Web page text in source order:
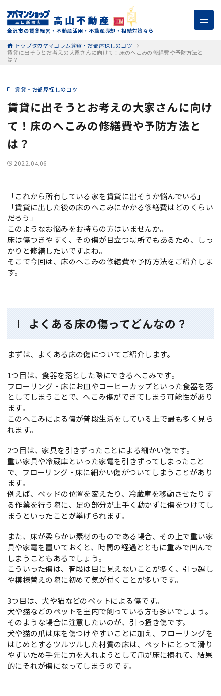
金沢市の賃貸経営・不動産活用・不動産売却・相続対策なら
トップタカヤマコラム賃貸・お部屋探しのコツ
賃貸に出そうとお考えの大家さんに向けて！床のへこみの修繕費や予防方法と
は？
賃貸・お部屋探しのコツ
賃貸に出そうとお考えの大家さんに向け
て！床のへこみの修繕費や予防方法と
は？
2022.04.06
「これから所有している家を賃貸に出そうか悩んでいる」
「賃貸に出した後の床のへこみにかかる修繕費はどのくらい
だろう」
このようなお悩みをお持ちの方はいませんか。
床は傷つきやすく、その傷が目立つ場所でもあるため、しっ
かりと修繕したいですよね。
そこで今回は、床のへこみの修繕費や予防方法をご紹介しま
す。
□よくある床の傷ってどんなの？
まずは、よくある床の傷についてご紹介します。
1つ目は、食器を落とした際にできるへこみです。
フローリング・床にお皿やコーヒーカップといった食器を落
としてしまうことで、へこみ傷ができてしまう可能性があり
ます。
このへこみによる傷が普段生活をしている上で最も多く見ら
れます。
2つ目は、家具を引きずったことによる細かい傷です。
重い家具や冷蔵庫といった家電を引きずってしまったこと
で、フローリング・床に細かい傷がついてしまうことがあり
ます。
例えば、ベッドの位置を変えたり、冷蔵庫を移動させたりす
る作業を行う際に、足の部分が上手く動かずに傷をつけてし
まうといったことが挙げられます。
また、床が柔らかい素材のものである場合、その上で重い家
具や家電を置いておくと、時間の経過とともに重みで凹んで
しまうこともあるでしょう。
こういった傷は、普段は目に見えないことが多く、引っ越し
や模様替えの際に初めて気が付くことが多いです。
3つ目は、犬や猫などのペットによる傷です。
犬や猫などのペットを室内で飼っている方も多いでしょう。
そのような場合に注意したいのが、引っ掻き傷です。
犬や猫の爪は床を傷つけやすいことに加え、フローリングを
はじめとするツルツルした材質の床は、ペットにとって滑り
やすいため手先に力を入れようとして爪が床に擦れて、結果
的にそれが傷になってしまうのです。